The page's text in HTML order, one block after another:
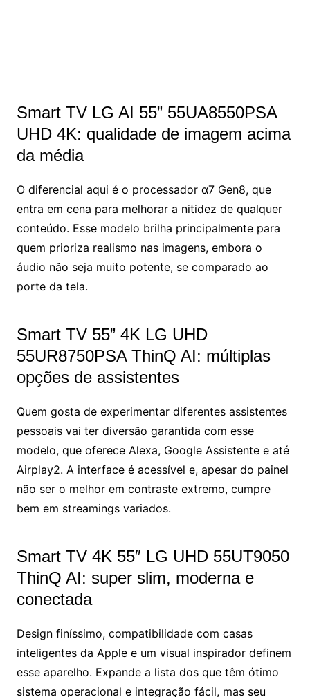
Smart TV LG AI 55” 55UA8550PSA
UHD 4K: qualidade de imagem acima
da média
O diferencial aqui é o processador α7 Gen8, que
entra em cena para melhorar a nitidez de qualquer
conteúdo. Esse modelo brilha principalmente para
quem prioriza realismo nas imagens, embora o
áudio não seja muito potente, se comparado ao
porte da tela.
Smart TV 55” 4K LG UHD
55UR8750PSA ThinQ AI: múltiplas
opções de assistentes
Quem gosta de experimentar diferentes assistentes
pessoais vai ter diversão garantida com esse
modelo, que oferece Alexa, Google Assistente e até
Airplay2. A interface é acessível e, apesar do painel
não ser o melhor em contraste extremo, cumpre
bem em streamings variados.
Smart TV 4K 55″ LG UHD 55UT9050
ThinQ AI: super slim, moderna e
conectada
Design finíssimo, compatibilidade com casas
inteligentes da Apple e um visual inspirador definem
esse aparelho. Expande a lista dos que têm ótimo
sistema operacional e integração fácil, mas seu